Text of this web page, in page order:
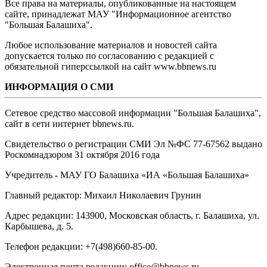
Все права на материалы, опубликованные на настоящем
сайте, принадлежат МАУ "Информационное агентство
"Большая Балашиха".
Любое использование материалов и новостей сайта
допускается только по согласованию с редакцией с
обязательной гиперссылкой на сайт www.bbnews.ru
ИНФОРМАЦИЯ О СМИ
Сетевое средство массовой информации "Большая Балашиха",
сайт в сети интернет bbnews.ru.
Свидетельство о регистрации СМИ Эл №ФС ‎77-67562 выдано
Роскомнадзором 31 октября 2016 года
Учредитель - МАУ ГО Балашиха «ИА «Большая Балашиха»
Главный редактор: Михаил Николаевич Грунин
Адрес редакции: 143900, Московская область, г. Балашиха, ул.
Карбышева, д. 5.
Телефон редакции: +7(498)660-85-00.